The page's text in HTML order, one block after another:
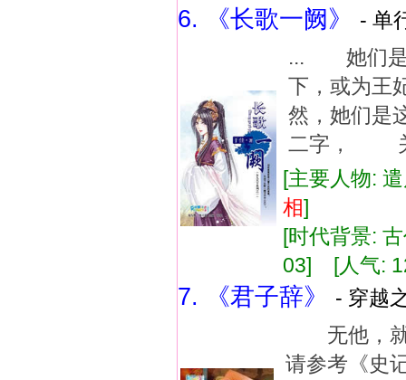
6. 《长歌一阙》
- 单
... 她们是
下，或为
然，她们
二字， 关
[主要人物:
相]
[时代背景:
03] [人气:
7. 《君子辞》
- 穿越
无他，
请参考《